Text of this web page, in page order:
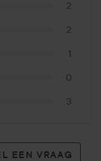
2
2
1
0
3
EEN VRAAG